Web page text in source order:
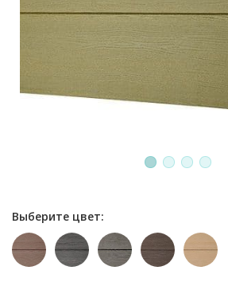
1 2 3 4
Выберите цвет: